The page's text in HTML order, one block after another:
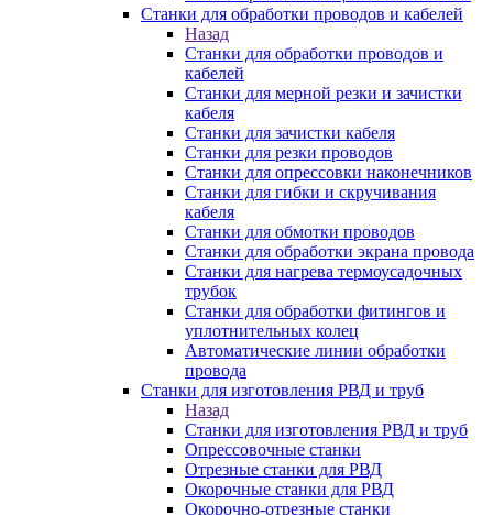
Станки для обработки проводов и кабелей
Назад
Станки для обработки проводов и
кабелей
Станки для мерной резки и зачистки
кабеля
Станки для зачистки кабеля
Станки для резки проводов
Станки для опрессовки наконечников
Станки для гибки и скручивания
кабеля
Станки для обмотки проводов
Станки для обработки экрана провода
Станки для нагрева термоусадочных
трубок
Станки для обработки фитингов и
уплотнительных колец
Автоматические линии обработки
провода
Станки для изготовления РВД и труб
Назад
Станки для изготовления РВД и труб
Опрессовочные станки
Отрезные станки для РВД
Окорочные станки для РВД
Окорочно-отрезные станки